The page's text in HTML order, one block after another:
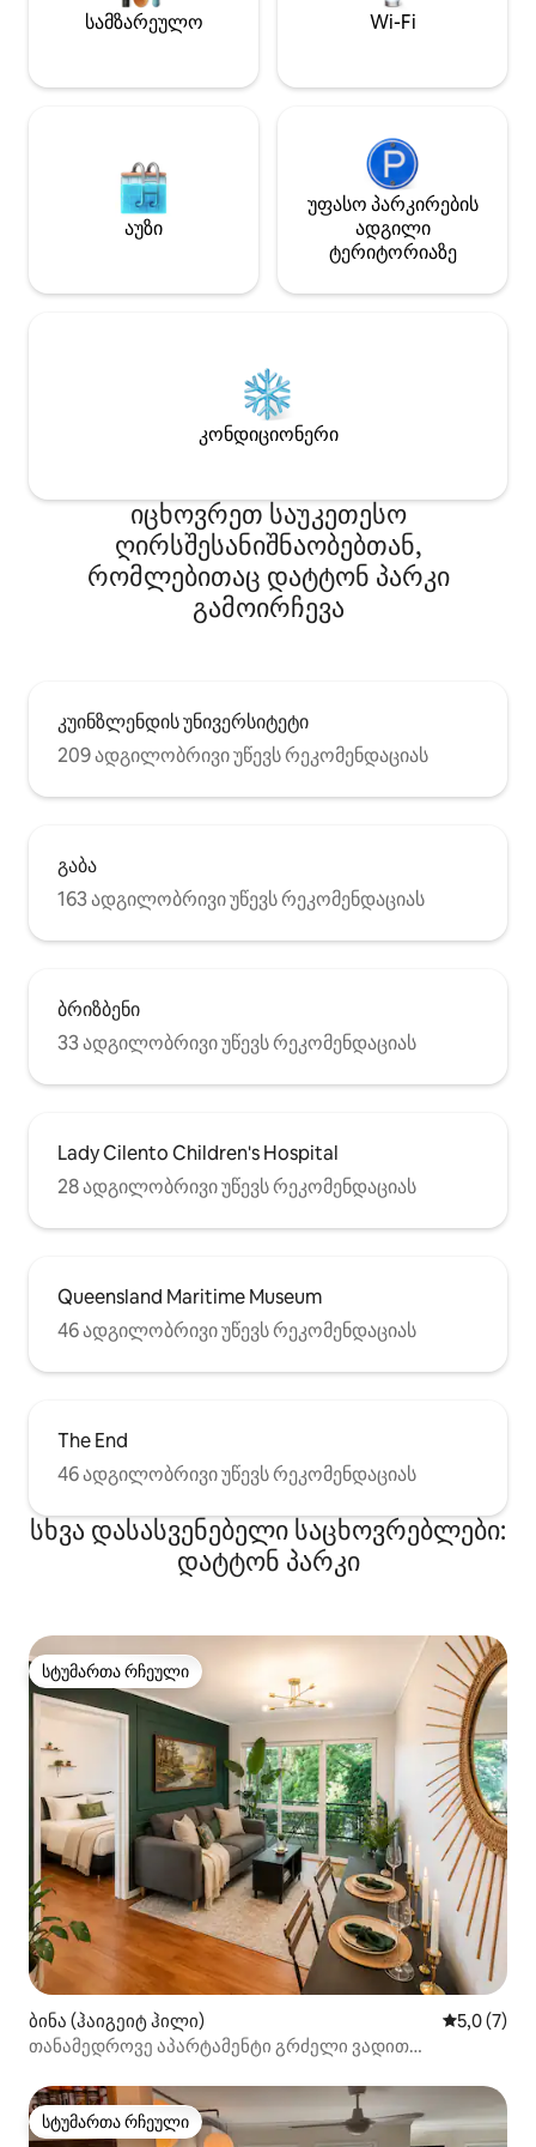
და უფასო საპარკინგე ადგილი
ეს
თუ სამუშაოდ…
სამზარეულო Wi-Fi
აუზი
უფასო პარკირების
ადგილი
ტერიტორიაზე
კონდიციონერი
იცხოვრეთ საუკეთესო
ღირსშესანიშნაობებთან,
რომლებითაც დატტონ პარკი
გამოირჩევა
კუინზლენდის უნივერსიტეტი
209 ადგილობრივი უწევს რეკომენდაციას
გაბა
163 ადგილობრივი უწევს რეკომენდაციას
ბრიზბენი
33 ადგილობრივი უწევს რეკომენდაციას
Lady Cilento Children's Hospital
28 ადგილობრივი უწევს რეკომენდაციას
Queensland Maritime Museum
46 ადგილობრივი უწევს რეკომენდაციას
The End
46 ადგილობრივი უწევს რეკომენდაციას
სხვა დასასვენებელი საცხოვრებლები:
დატტონ პარკი
სტუმართა რჩეული
სტუმართა რჩეული
ბინა (ჰაიგეიტ ჰილი) საშუალო
5,0 (7)
თანამედროვე აპარტამენტი გრძელი ვადით
მახლობლად
სტუმართა რჩეული
სტუმართა რჩეული